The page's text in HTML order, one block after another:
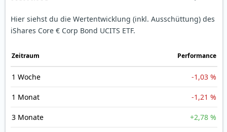
Hier siehst du die Wertentwicklung (inkl. Ausschüttung) des
iShares Core € Corp Bond UCITS ETF.
Zeit­raum Perfor­mance
1 Woche -1,03 %
1 Monat -1,21 %
3 Monate +2,78 %